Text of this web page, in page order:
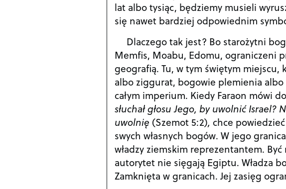
lat albo tysiąc, będziemy musieli
się nawet bardziej odpowiednim
Dlaczego tak jest? Bo starożytni
Memfis, Moabu, Edomu, ograniczeni
geografią. Tu, w tym świętym miejscu,
albo ziggurat, bogowie plemienia
całym imperium. Kiedy Faraon mówi
słuchał głosu Jego, by uwolnić
uwolnię (Szemot 5:2), chce
swych własnych bogów. W jego
władzy ziemskim reprezentantem.
autorytet nie sięgają Egiptu. Władza
Zamknięta w granicach. Jej zasięg